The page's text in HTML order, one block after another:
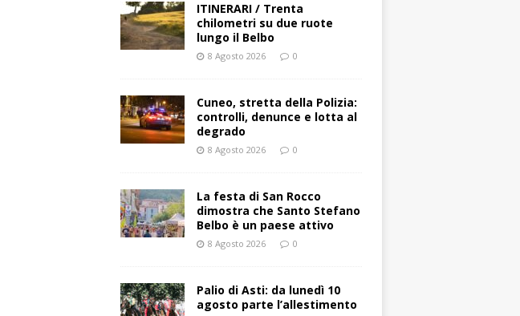
ITINERARI / Trenta
chilometri su due ruote
lungo il Belbo
8 Agosto 2026 0
Cuneo, stretta della Polizia:
controlli, denunce e lotta al
degrado
8 Agosto 2026 0
La festa di San Rocco
dimostra che Santo Stefano
Belbo è un paese attivo
8 Agosto 2026 0
Palio di Asti: da lunedì 10
agosto parte l’allestimento